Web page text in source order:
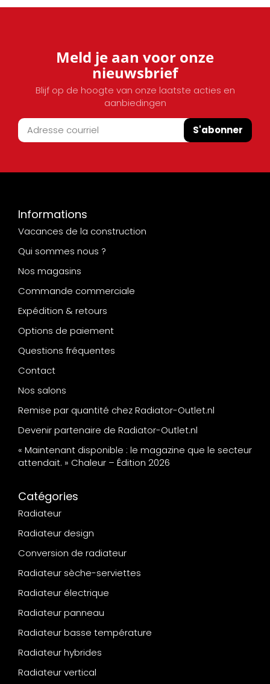
Meld je aan voor onze
nieuwsbrief
Blijf op de hoogte van onze laatste acties en
aanbiedingen
S'abonner
Informations
Vacances de la construction
Qui sommes nous ?
Nos magasins
Commande commerciale
Expédition & retours
Options de paiement
Questions fréquentes
Contact
Nos salons
Remise par quantité chez Radiator-Outlet.nl
Devenir partenaire de Radiator-Outlet.nl
« Maintenant disponible : le magazine que le secteur
attendait. » Chaleur – Édition 2026
Catégories
Radiateur
Radiateur design
Conversion de radiateur
Radiateur sèche-serviettes
Radiateur électrique
Radiateur panneau
Radiateur basse température
Radiateur hybrides
Radiateur vertical